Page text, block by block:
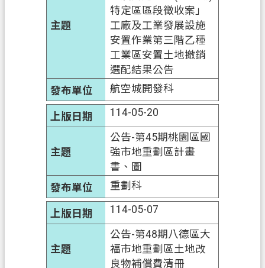
特定區區段徵收案」
工廠及工業發展設施
安置作業第三階乙種
工業區安置土地撤銷
選配結果公告
航空城開發科
114-05-20
公告-第45期桃園區國
強市地重劃區計畫
書、圖
重劃科
114-05-07
公告-第48期八德區大
福市地重劃區土地改
良物補償費清冊